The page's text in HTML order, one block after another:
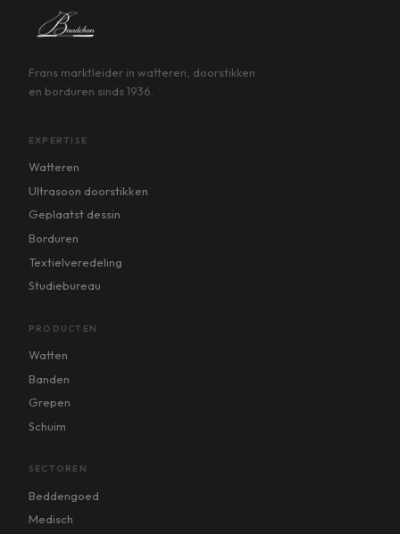
Frans marktleider in watteren, doorstikken
en borduren sinds 1936.
EXPERTISE
Watteren
Ultrasoon doorstikken
Geplaatst dessin
Borduren
Textielveredeling
Studiebureau
PRODUCTEN
Watten
Banden
Grepen
Schuim
SECTOREN
Beddengoed
Medisch